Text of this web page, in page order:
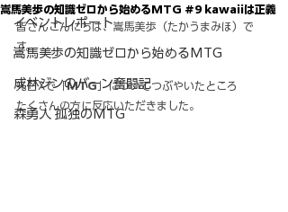
イベントレポート
嵩馬美歩の知識ゼロから始めるMTG
成林ジンのバーン奮闘記
森勇人 孤独のMTG
嵩馬美歩の知識ゼロから始めるMTG #9 kawaiiは正義
皆さんこんにちは、嵩馬美歩（たかうまみほ）で
す。
先日Xで「MTG」についてつぶやいたところ
たくさんの方に反応いただきました。